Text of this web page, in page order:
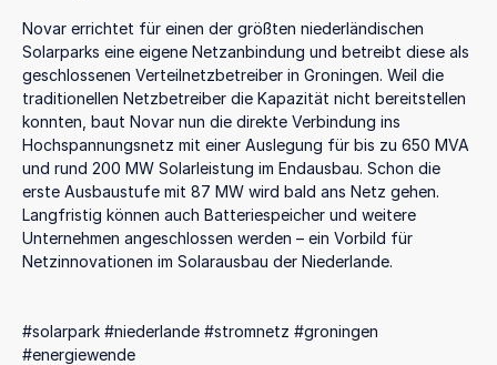
Novar errichtet für einen der größten niederländischen
Solarparks eine eigene Netzanbindung und betreibt diese als
geschlossenen Verteilnetzbetreiber in Groningen. Weil die
traditionellen Netzbetreiber die Kapazität nicht bereitstellen
konnten, baut Novar nun die direkte Verbindung ins
Hochspannungsnetz mit einer Auslegung für bis zu 650 MVA
und rund 200 MW Solarleistung im Endausbau. Schon die
erste Ausbaustufe mit 87 MW wird bald ans Netz gehen.
Langfristig können auch Batteriespeicher und weitere
Unternehmen angeschlossen werden – ein Vorbild für
Netzinnovationen im Solarausbau der Niederlande.
#solarpark #niederlande #stromnetz #groningen
#energiewende